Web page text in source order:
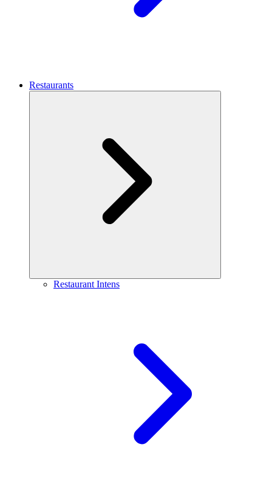
Restaurants
Restaurant Intens